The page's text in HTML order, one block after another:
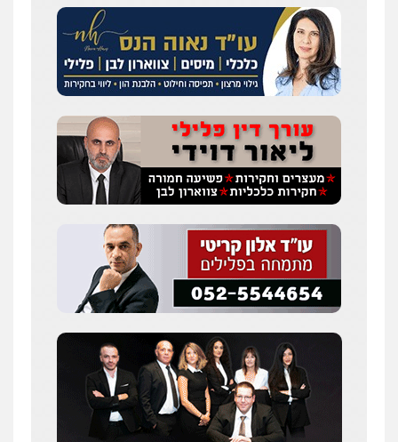
עדי כרמלי – חברת עו"ד
פלילי כלכלי עורכי דין לענייני אסירים
0525060666
גיא זהבי משרד עורכי דין
פלילי משפחה
503456449